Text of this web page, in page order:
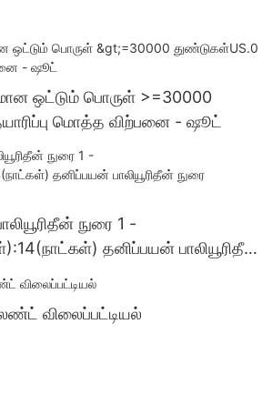
ஒட்டும் பொருள் >=30000
மொத்த விற்பனை - ஷூட்
நுரை 1 -
தனிப்பயன் பாலியூரிதீன்
விலைப்பட்டியல்